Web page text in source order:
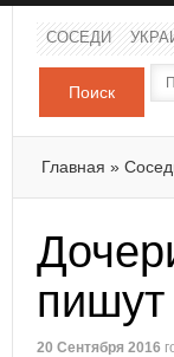
СОСЕДИ
Поиск
Главная »
пишут
20 Сентября 2016